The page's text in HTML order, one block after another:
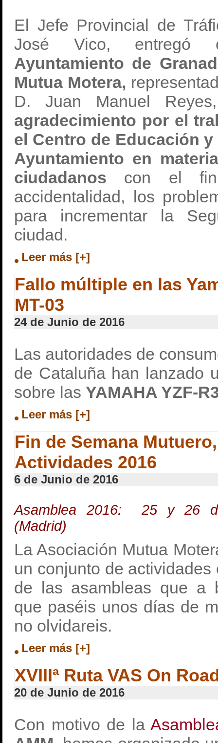
El Jefe Provincial de
José Vico, entregó
Ayuntamiento de
Mutua Motera,
D. Juan Manuel
agradecimiento por el
el Centro de Educación
Ayuntamiento en
ciudadanos con el fin
accidentalidad, los
para incrementar la
ciudad.
Leer más [+]
Fallo múltiple en las
MT-03
24 de Junio de 2016
Las autoridades de
de Cataluña han lanzado
sobre las YAMAHA YZF-
Leer más [+]
Fin de Semana
Actividades 2016
6 de Junio de 2016
Asamblea 2016: 25 y 26
(Madrid)
La Asociación Mutua
un conjunto de
de las asambleas que a
que paséis unos días de
no olvidareis.
Leer más [+]
XVIIIª Ruta VAS On
20 de Junio de 2016
Con motivo de la